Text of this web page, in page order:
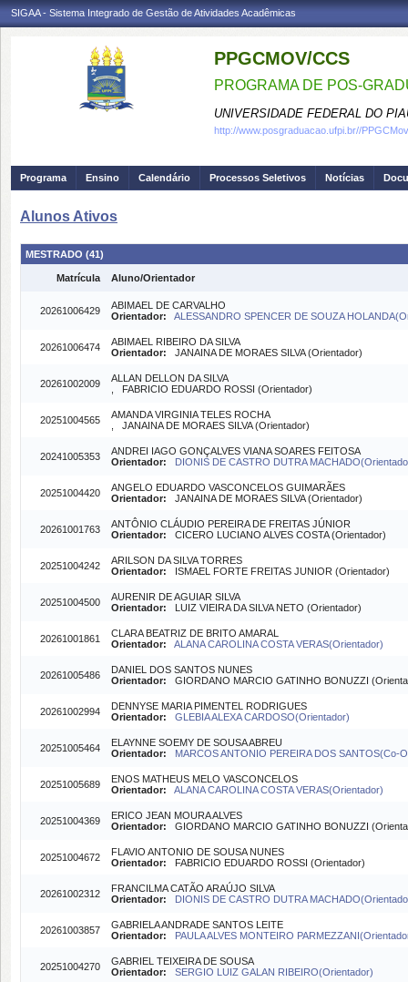
SIGAA - Sistema Integrado de Gestão de Atividades Acadêmicas
PPGCMOV/CCS
PROGRAMA DE POS-
UNIVERSIDADE FEDERAL DO
http://www.posgraduacao.ufpi.br//
Programa Ensino Calendário Processos Seletivos Notícias
Alunos Ativos
MESTRADO (41)
Matrícula Aluno/Orientador
20261006429
ABIMAEL DE CARVALHO
Orientador:
ALESSANDRO SPENCER DE SOUZA
20261006474
ABIMAEL RIBEIRO DA SILVA
Orientador: JANAINA DE MORAES SILVA (Orientador)
20261002009
ALLAN DELLON DA SILVA
, FABRICIO EDUARDO ROSSI (Orientador)
20251004565
AMANDA VIRGINIA TELES ROCHA
, JANAINA DE MORAES SILVA (Orientador)
20241005353
ANDREI IAGO GONÇALVES VIANA SOARES FEITOSA
Orientador:
DIONIS DE CASTRO DUTRA
20251004420
ANGELO EDUARDO VASCONCELOS GUIMARÃES
Orientador: JANAINA DE MORAES SILVA (Orientador)
20261001763
ANTÔNIO CLÁUDIO PEREIRA DE FREITAS JÚNIOR
Orientador: CICERO LUCIANO ALVES COSTA (Orientador)
20251004242
ARILSON DA SILVA TORRES
Orientador: ISMAEL FORTE FREITAS JUNIOR (Orientador)
20251004500
AURENIR DE AGUIAR SILVA
Orientador: LUIZ VIEIRA DA SILVA NETO (Orientador)
20261001861
CLARA BEATRIZ DE BRITO AMARAL
Orientador:
ALANA CAROLINA COSTA VERAS(Orientador)
20261005486
DANIEL DOS SANTOS NUNES
Orientador: GIORDANO MARCIO GATINHO BONUZZI
20261002994
DENNYSE MARIA PIMENTEL RODRIGUES
Orientador:
GLEBIA ALEXA CARDOSO(Orientador)
20251005464
ELAYNNE SOEMY DE SOUSA ABREU
Orientador:
MARCOS ANTONIO PEREIRA DOS SANTOS(Co-
20251005689
ENOS MATHEUS MELO VASCONCELOS
Orientador:
ALANA CAROLINA COSTA VERAS(Orientador)
20251004369
ERICO JEAN MOURA ALVES
Orientador: GIORDANO MARCIO GATINHO BONUZZI
20251004672
FLAVIO ANTONIO DE SOUSA NUNES
Orientador: FABRICIO EDUARDO ROSSI (Orientador)
20261002312
FRANCILMA CATÃO ARAÚJO SILVA
Orientador:
DIONIS DE CASTRO DUTRA
20261003857
GABRIELA ANDRADE SANTOS LEITE
Orientador:
PAULA ALVES MONTEIRO
20251004270
GABRIEL TEIXEIRA DE SOUSA
Orientador:
SERGIO LUIZ GALAN RIBEIRO(Orientador)